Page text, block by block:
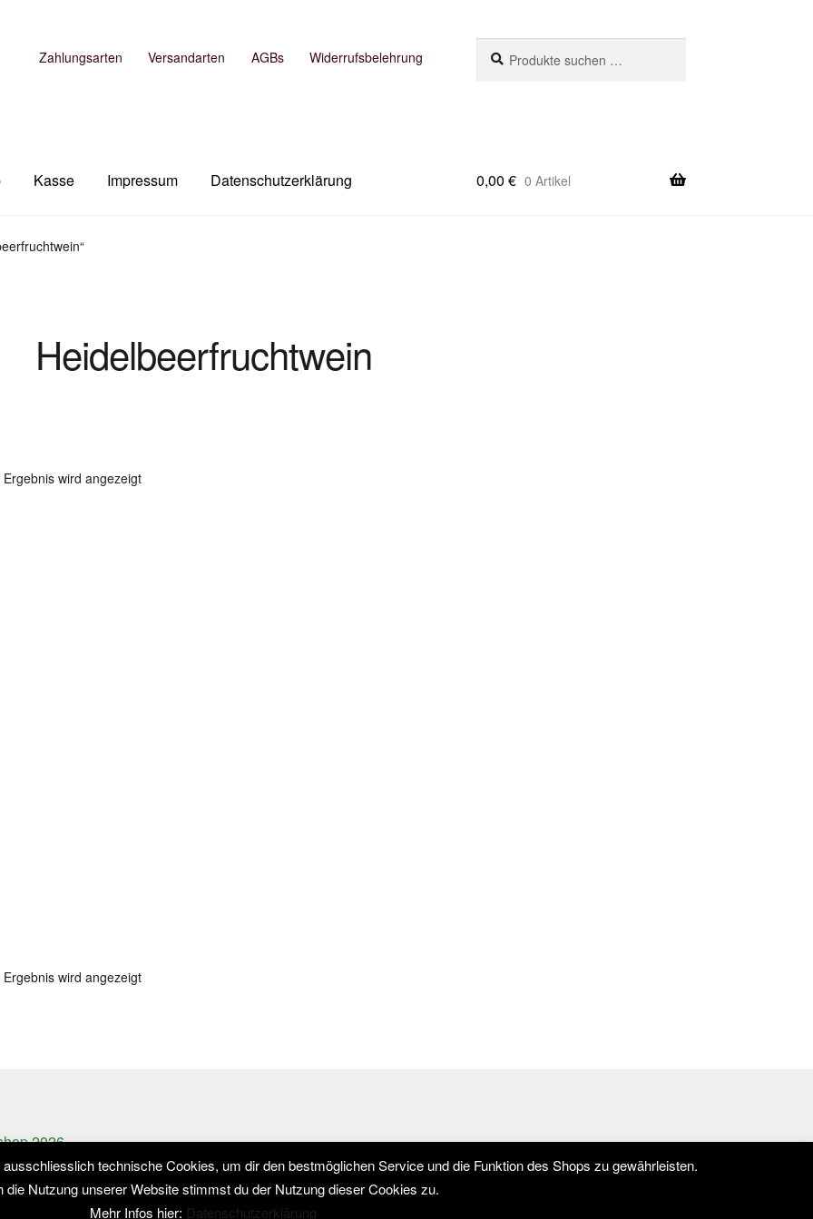
Zahlungsarten Versandarten AGBs Widerrufsbelehrung
nach:
Kasse Impressum Datenschutzerklärung
Kasse Mein Konto
0,00 € 0 Artikel
Heidelbeerfruchtwein
Ergebnis wird angezeigt
Ergebnis wird angezeigt
2026
.
technische Cookies, um dir den bestmöglichen Service und die Funktion des Shops zu gewährleisten.
die Nutzung unserer Website stimmst du der Nutzung dieser Cookies zu.
Mehr Infos hier: Datenschutzerklärung